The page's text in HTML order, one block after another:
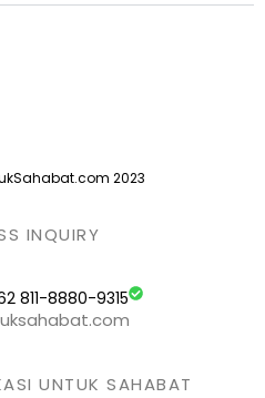
2023
INQUIRY
811-8880-9315
UNTUK SAHABAT